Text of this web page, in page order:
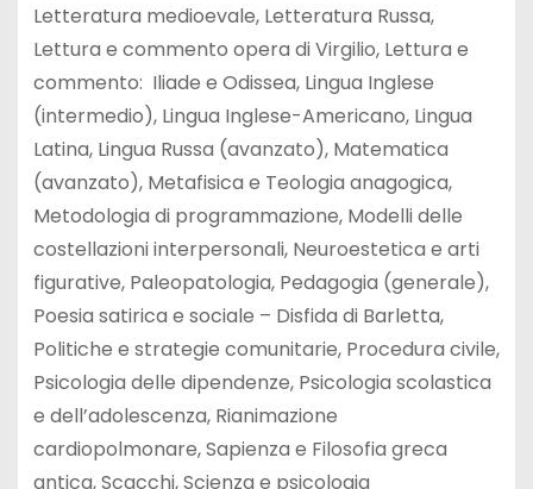
Letteratura medioevale, Letteratura Russa,
Lettura e commento opera di Virgilio, Lettura e
commento: Iliade e Odissea, Lingua Inglese
(intermedio), Lingua Inglese-Americano, Lingua
Latina, Lingua Russa (avanzato), Matematica
(avanzato), Metafisica e Teologia anagogica,
Metodologia di programmazione, Modelli delle
costellazioni interpersonali, Neuroestetica e arti
figurative, Paleopatologia, Pedagogia (generale),
Poesia satirica e sociale – Disfida di Barletta,
Politiche e strategie comunitarie, Procedura civile,
Psicologia delle dipendenze, Psicologia scolastica
e dell’adolescenza, Rianimazione
cardiopolmonare, Sapienza e Filosofia greca
antica, Scacchi, Scienza e psicologia